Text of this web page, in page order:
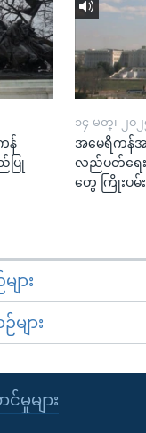
န်
ြု
၁၄ မတ္၊ ၂၀၂
အမေရိကန်
လည်ပတ်ရေ
တွေ ကြိုးပမ်း
ား
ျား
မှုများ